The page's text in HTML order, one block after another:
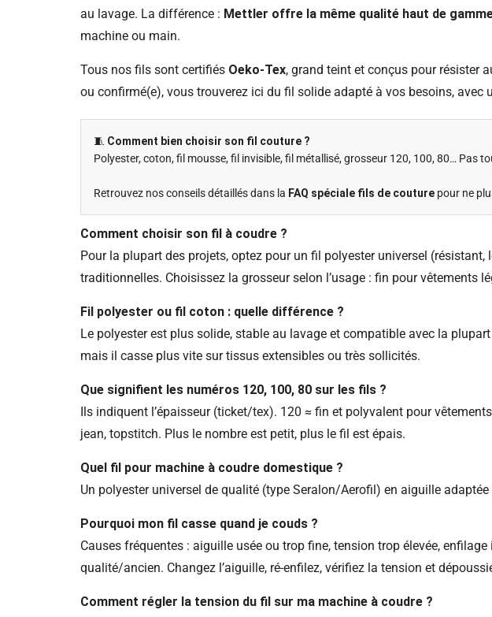
au lavage. La différence : Mettler offre la même qualité haut de
machine ou main.
Tous nos fils sont certifiés Oeko-Tex, grand teint et conçus pour résister
ou confirmé(e), vous trouverez ici du fil solide adapté à vos besoins, avec
🧵 Comment bien choisir son fil couture ?
Polyester, coton, fil mousse, fil invisible, fil métallisé, grosseur 120, 100, 80… Pas
Retrouvez nos conseils détaillés dans la FAQ spéciale fils de couture pour ne
Comment choisir son fil à coudre ?
Pour la plupart des projets, optez pour un fil polyester universel
traditionnelles. Choisissez la grosseur selon l’usage : fin pour vêtements
Fil polyester ou fil coton : quelle différence ?
Le polyester est plus solide, stable au lavage et compatible avec la
mais il casse plus vite sur tissus extensibles ou très sollicités.
Que signifient les numéros 120, 100, 80 sur les fils ?
Ils indiquent l’épaisseur (ticket/tex). 120 ≈ fin et polyvalent pour
jean, topstitch. Plus le nombre est petit, plus le fil est épais.
Quel fil pour machine à coudre domestique ?
Un polyester universel de qualité (type Seralon/Aerofil) en aiguille
Pourquoi mon fil casse quand je couds ?
Causes fréquentes : aiguille usée ou trop fine, tension trop élevée,
qualité/ancien. Changez l’aiguille, ré-enfilez, vérifiez la tension et
Comment régler la tension du fil sur ma machine à coudre ?